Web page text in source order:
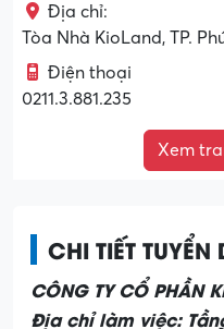
Địa chỉ:
Tòa Nhà KioLand, TP.
Điện thoại
0211.3.881.235
Xem
CHI TIẾT TUYỂN
CÔNG TY CỔ PHẦN
Địa chỉ làm việc: